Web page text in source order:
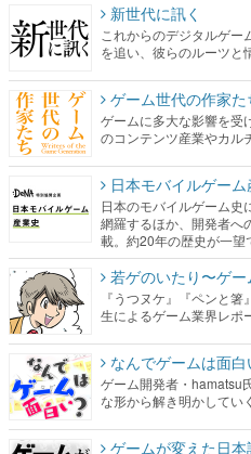
新世代に訊く
これからのデジタルゲ
を追い、彼らのルーツと
ゲーム世代の作家た
ゲームに多大な影響を受
のコンテンツ産業やカル
日本モバイルゲーム
日本のモバイルゲーム史
網羅するほか、開発者へ
載。約20年の歴史が一望
若ゲのいたり〜ゲ
『うつヌケ』『ペンと
生によるゲーム業界レポ
なんでゲームは面白
ゲーム開発者・hamatsu
な形から解き明かしてい
ゲームが変えた日本